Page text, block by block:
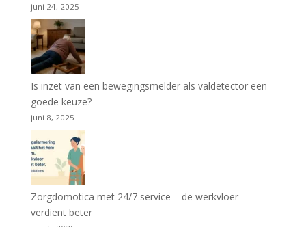
juni 24, 2025
Is inzet van een bewegingsmelder als valdetector een
goede keuze?
juni 8, 2025
Zorgdomotica met 24/7 service – de werkvloer
verdient beter